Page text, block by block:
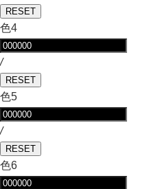
RESET
色4
/
RESET
色5
/
RESET
色6